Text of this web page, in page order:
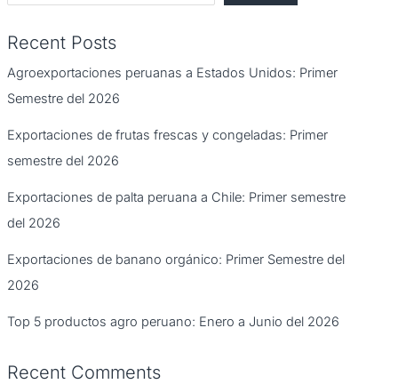
Recent Posts
Agroexportaciones peruanas a Estados Unidos: Primer
Semestre del 2026
Exportaciones de frutas frescas y congeladas: Primer
semestre del 2026
Exportaciones de palta peruana a Chile: Primer semestre
del 2026
Exportaciones de banano orgánico: Primer Semestre del
2026
Top 5 productos agro peruano: Enero a Junio del 2026
Recent Comments